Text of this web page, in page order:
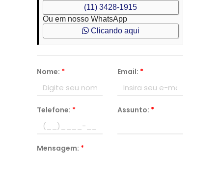
(11) 3428-1915
Ou em nosso WhatsApp
Clicando aqui
Nome: * Email: *
Telefone: * Assunto: *
Mensagem: *